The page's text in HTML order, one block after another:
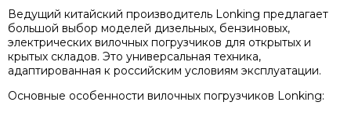
Ведущий китайский производитель Lonking предлагает
большой выбор моделей дизельных, бензиновых,
электрических вилочных погрузчиков для открытых и
крытых складов. Это универсальная техника,
адаптированная к российским условиям эксплуатации.
Основные особенности вилочных погрузчиков Lonking: